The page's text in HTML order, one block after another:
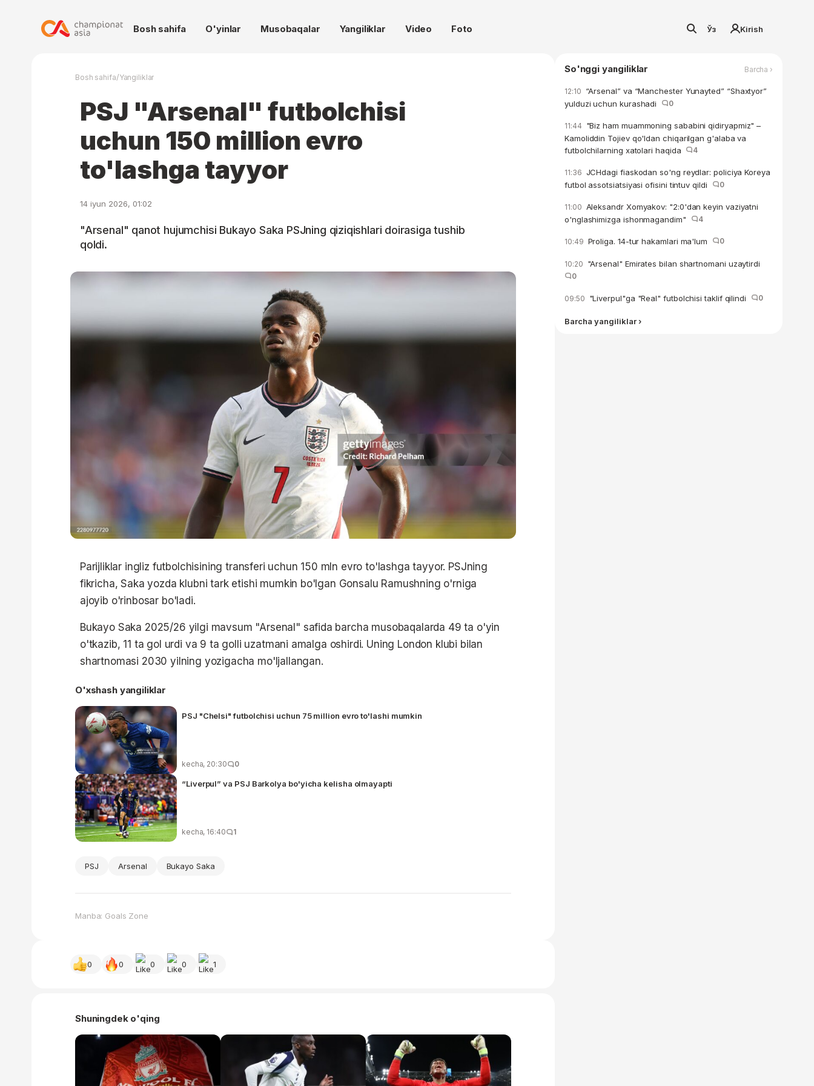
Bosh sahifa O'yinlar Musobaqalar Yangiliklar Video Foto Ўз Kirish
Bosh sahifa/Yangiliklar
PSJ "Arsenal" futbolchisi
uchun 150 million evro
to'lashga tayyor
14 iyun 2026, 01:02
"Arsenal" qanot hujumchisi Bukayo Saka PSJning qiziqishlari doirasiga tushib
qoldi.
Parijliklar ingliz futbolchisining transferi uchun 150 mln evro to'lashga tayyor. PSJning
fikricha, Saka yozda klubni tark etishi mumkin bo'lgan Gonsalu Ramushning o'rniga
ajoyib o'rinbosar bo'ladi.
Bukayo Saka 2025/26 yilgi mavsum "Arsenal" safida barcha musobaqalarda 49 ta o'yin
o'tkazib, 11 ta gol urdi va 9 ta golli uzatmani amalga oshirdi. Uning London klubi bilan
shartnomasi 2030 yilning yozigacha mo'ljallangan.
O'xshash yangiliklar
PSJ "Chelsi" futbolchisi uchun 75 million evro to'lashi mumkin
kecha, 20:30 0
“Liverpul” va PSJ Barkolya bo'yicha kelisha olmayapti
kecha, 16:40 1
PSJ Arsenal Bukayo Saka
Manba: Goals Zone
0 0 0 0 1
Shuningdek o'qing
So'nggi yangiliklar Barcha ›
12:10 “Arsenal” va “Manchester Yunayted” “Shaxtyor”
yulduzi uchun kurashadi
0
11:44 "Biz ham muammoning sababini qidiryapmiz" –
Kamoliddin Tojiev qo'ldan chiqarilgan g'alaba va
futbolchilarning xatolari haqida
4
11:36 JCHdagi fiaskodan so'ng reydlar: policiya Koreya
futbol assotsiatsiyasi ofisini tintuv qildi
0
11:00 Aleksandr Xomyakov: "2:0'dan keyin vaziyatni
o'nglashimizga ishonmagandim"
4
10:49 Proliga. 14-tur hakamlari ma'lum 0
10:20 "Arsenal" Emirates bilan shartnomani uzaytirdi
0
09:50 "Liverpul"ga "Real" futbolchisi taklif qilindi 0
Barcha yangiliklar ›